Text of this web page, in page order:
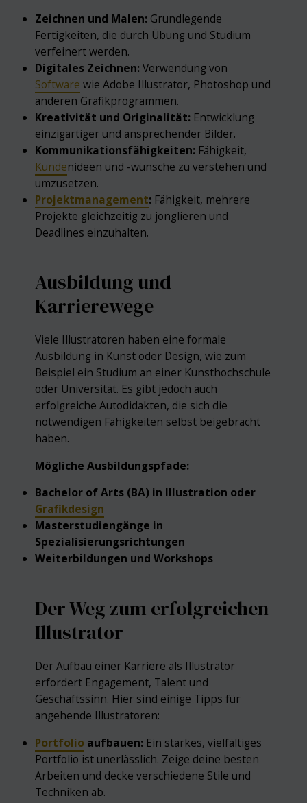
Zeichnen und Malen: Grundlegende
Fertigkeiten, die durch Übung und Studium
verfeinert werden.
Digitales Zeichnen:Verwendung von
Software wie Adobe Illustrator, Photoshop und
anderen Grafikprogrammen.
Kreativität und Originalität: Entwicklung
einzigartiger und ansprechender Bilder.
Kommunikationsfähigkeiten: Fähigkeit,
Kundenideen und -wünsche zu verstehen und
umzusetzen.
Projektmanagement: Fähigkeit, mehrere
Projekte gleichzeitig zu jonglieren und
Deadlines einzuhalten.
Ausbildung und
Karrierewege
Viele Illustratoren haben eine formale
Ausbildung in Kunst oder Design, wie zum
Beispiel ein Studium an einer Kunsthochschule
oder Universität. Es gibt jedoch auch
erfolgreiche Autodidakten, die sich die
notwendigen Fähigkeiten selbst beigebracht
haben.
Mögliche Ausbildungspfade:
Bachelor of Arts (BA) in Illustration oder
Grafikdesign
Masterstudiengänge in
Spezialisierungsrichtungen
Weiterbildungen und Workshops
Der Weg zum erfolgreichen
Illustrator
Der Aufbau einer Karriere als Illustrator
erfordert Engagement, Talent und
Geschäftssinn. Hier sind einige Tipps für
angehende Illustratoren:
Portfolio aufbauen: Ein starkes, vielfältiges
Portfolio ist unerlässlich. Zeige deine besten
Arbeiten und decke verschiedene Stile und
Techniken ab.